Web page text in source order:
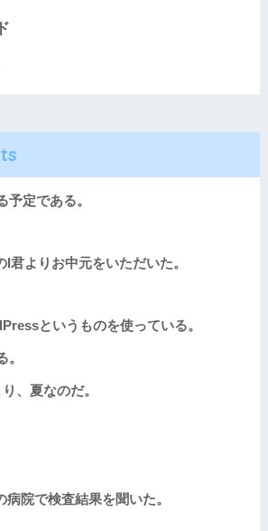
予定である。
I君よりお中元をいただいた。
というものを使っている。
、夏なのだ。
病院で検査結果を聞いた。